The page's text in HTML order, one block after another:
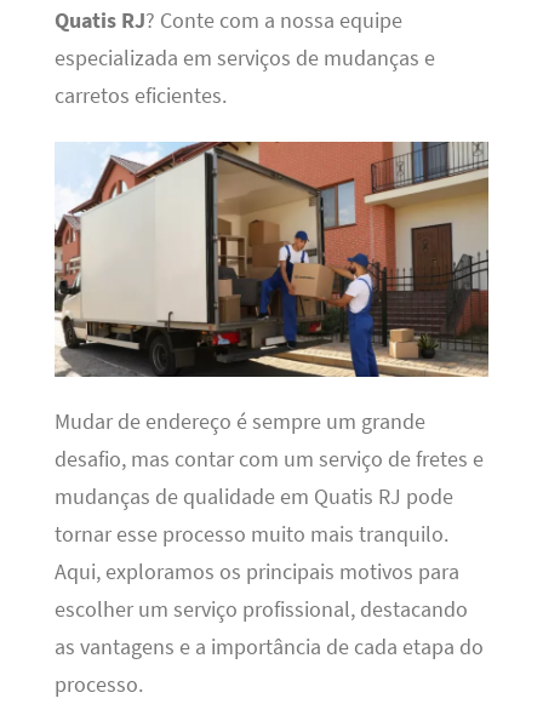
Quatis RJ? Conte com a nossa equipe
especializada em serviços de mudanças e
carretos eficientes.
Mudar de endereço é sempre um grande
desafio, mas contar com um serviço de fretes e
mudanças de qualidade em Quatis RJ pode
tornar esse processo muito mais tranquilo.
Aqui, exploramos os principais motivos para
escolher um serviço profissional, destacando
as vantagens e a importância de cada etapa do
processo.